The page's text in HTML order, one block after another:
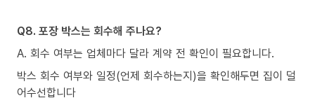
Q8. 포장 박스는 회수해 주나요?
A. 회수 여부는 업체마다 달라 계약 전 확인이 필요합니다.
박스 회수 여부와 일정(언제 회수하는지)을 확인해두면 집이 덜
어수선합니다